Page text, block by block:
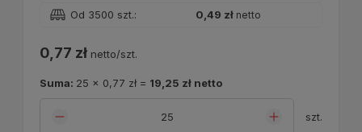
Od 3500 szt.: 0,49 złnetto
0,77 zł netto/szt.
szt.
Suma: 25 x 0,77 zł = 19,25 zł netto